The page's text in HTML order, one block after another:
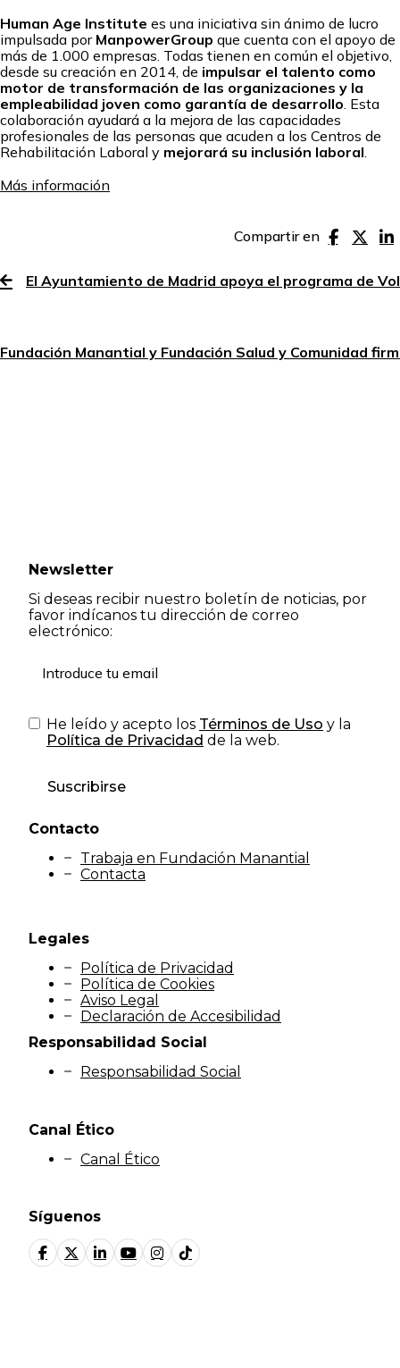
Human Age Institute es una iniciativa sin ánimo de lucro
impulsada por ManpowerGroup que cuenta con el apoyo de
más de 1.000 empresas. Todas tienen en común el objetivo,
desde su creación en 2014, de impulsar el talento como
motor de transformación de las organizaciones y la
empleabilidad joven como garantía de desarrollo . Esta
colaboración ayudará a la mejora de las capacidades
profesionales de las personas que acuden a los Centros de
Rehabilitación Laboral y mejorará su inclusión laboral
Más información
Compartir en
El Ayuntamiento de Madrid apoya el programa de
Fundación Manantial y Fundación Salud y Comunidad
Newsletter
Si deseas recibir nuestro boletín de noticias, por
favor indícanos tu dirección de correo
electrónico:
He leído y acepto los Términos de Uso y la
Política de Privacidad de la web.
Suscribirse
Contacto
Trabaja en Fundación Manantial
Contacta
Legales
Política de Privacidad
Política de Cookies
Aviso Legal
Declaración de Accesibilidad
Síguenos
Responsabilidad Social
Responsabilidad Social
Canal Ético
Canal Ético